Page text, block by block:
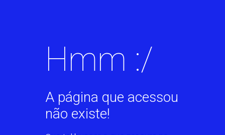
Hmm :/
A página que acessou
não existe!